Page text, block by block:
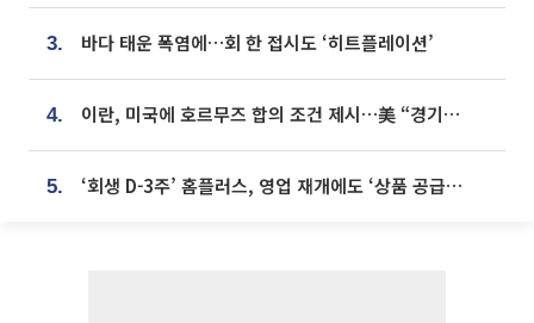
3. 바다 태운 폭염에…회 한 접시도 ‘히트플레이션’
4. 이란, 미국에 호르무즈 합의 조건 제시…美 “경기 아직 안 끝나” [종합]
5. ‘회생 D-3주’ 홈플러스, 영업 재개에도 ‘상품 공급망’ 복구가 생존 관건